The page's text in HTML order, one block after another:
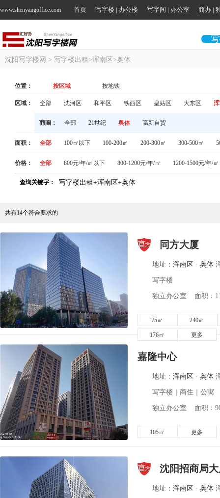
www.shenyangoffice.com 首页 写字楼 | 办公楼 写字间 | 办公室 商办 |
沈阳写字楼网 > 写字楼出租>浑南区>奥体
位置： 按区域 按地铁
区域： 全部 沈河区 和平区 铁西区 皇姑区 大东区
商圈： 全部 21世纪 奥体 高新自贸
面积： 全部 100㎡以下 100-200㎡ 200-300㎡ 300-500㎡
价格： 全部 800元/年/㎡以下 800-1200元/年/㎡ 1200-1500元/年/㎡
查询关键字： 写字楼出租+浑南区+奥体
共有14个符合要求的
同方大厦
地址： 浑南区 - 奥体
写字楼
独立办公室 面积：
75㎡ 240㎡
176㎡ 更多
嘉隆中心
地址： 浑南区 - 奥体
写字楼｜商住｜公寓
独立办公室 面积：
105㎡ 更多
沈阳招商局
地址： 浑南区 - 奥体